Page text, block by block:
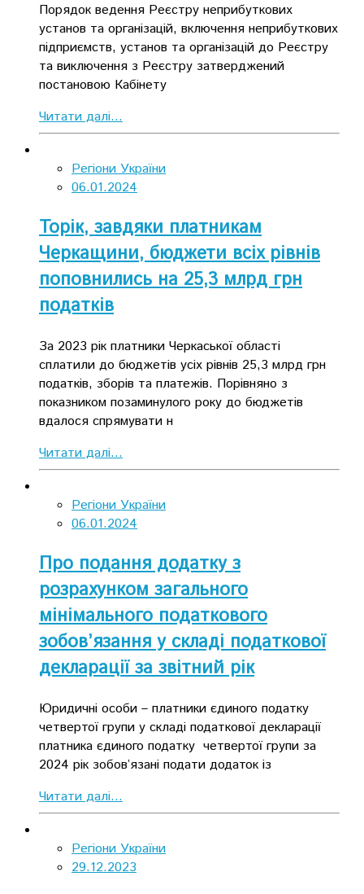
Порядок ведення Реєстру неприбуткових
установ та організацій, включення неприбуткових
підприємств, установ та організацій до Реєстру
та виключення з Реєстру затверджений
постановою Кабінету
Читати далі...
Регіони України
06.01.2024
Торік, завдяки платникам
Черкащини, бюджети всіх рівнів
поповнились на 25,3 млрд грн
податків
За 2023 рік платники Черкаської області
сплатили до бюджетів усіх рівнів 25,3 млрд грн
податків, зборів та платежів. Порівняно з
показником позаминулого року до бюджетів
вдалося спрямувати н
Читати далі...
Регіони України
06.01.2024
Про подання додатку з
розрахунком загального
мінімального податкового
зобов’язання у складі податкової
декларації за звітний рік
Юридичні особи – платники єдиного податку
четвертої групи у складі податкової декларації
платника єдиного податку четвертої групи за
2024 рік зобов’язані подати додаток із
Читати далі...
Регіони України
29.12.2023